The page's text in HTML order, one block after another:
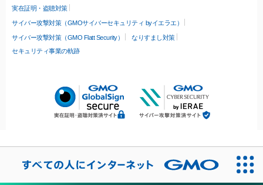
実在証明・盗聴対策
サイバー攻撃対策（GMOサイバーセキュリティ byイエラエ）
サイバー攻撃対策（GMO Flatt Security）
なりすまし対策
セキュリティ事業の軌跡